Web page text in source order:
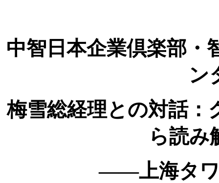
中智日本企業倶楽部・
ン
梅雪総経理との対話：
ら読み
——上海タ